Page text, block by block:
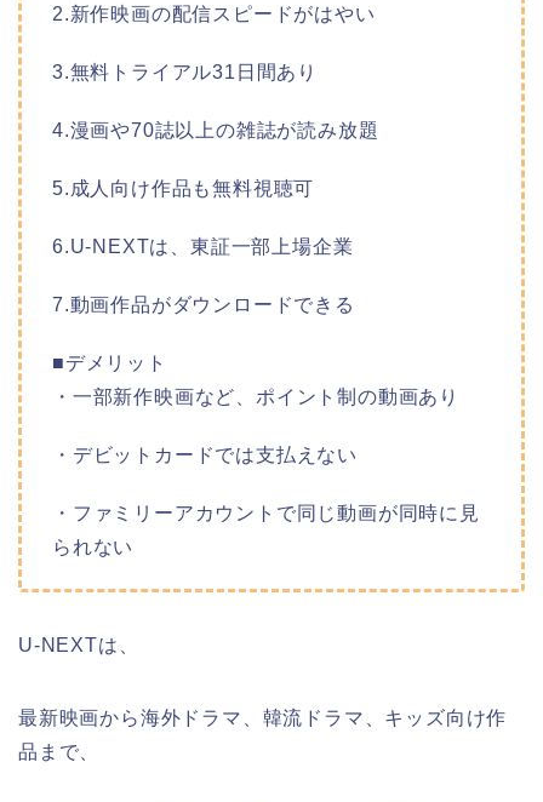
2.新作映画の配信スピードがはやい
3.無料トライアル31日間あり
4.漫画や70誌以上の雑誌が読み放題
5.成人向け作品も無料視聴可
6.U-NEXTは、東証一部上場企業
7.動画作品がダウンロードできる
■デメリット
・一部新作映画など、ポイント制の動画あり
・デビットカードでは支払えない
・ファミリーアカウントで同じ動画が同時に見
られない
U-NEXTは、
最新映画から海外ドラマ、韓流ドラマ、キッズ向け作
品まで、